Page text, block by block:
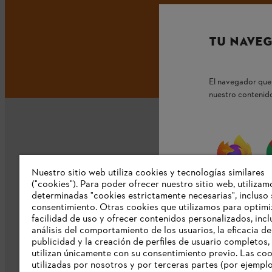
Nuestra empresa
Sobre nosostros
Prensa
Catálogo STIHL
TU
El navegador
nuestro
firefox
Nuestro sitio web utiliza cookies y tecnologías similares
("cookies"). Para poder ofrecer nuestro sitio web,
determinadas "cookies estrictamente necesarias", incluso
consentimiento. Otras cookies que utilizamos para
facilidad de uso y ofrecer contenidos personalizados,
análisis del comportamiento de los usuarios, la eficacia
publicidad y la creación de perfiles de usuario completos,
utilizan únicamente con su consentimiento previo. Las
utilizadas por nosotros y por terceras partes (por